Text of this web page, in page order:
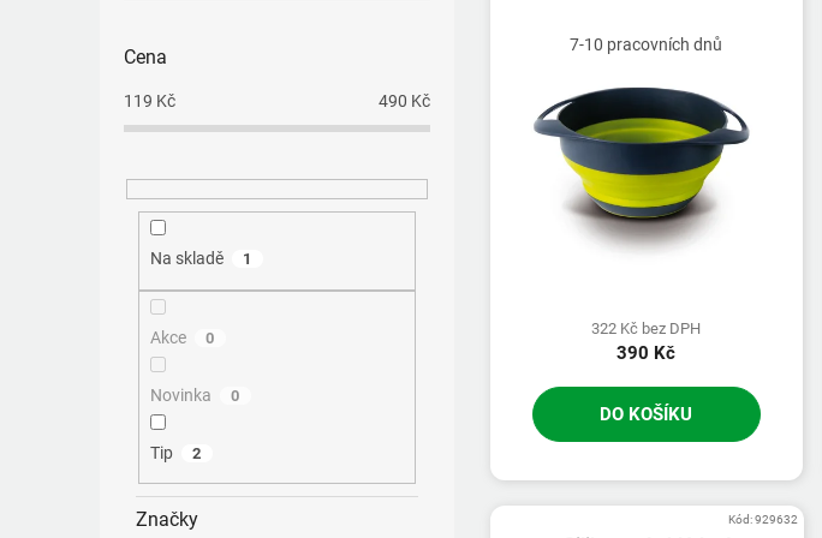
Cena
119 Kč 490 Kč
Na skladě 1
Akce 0
Novinka 0
Tip 2
Značky
7-10 pracovních dnů
322 Kč bez DPH
390 Kč
DO KOŠÍKU
Kód:929632